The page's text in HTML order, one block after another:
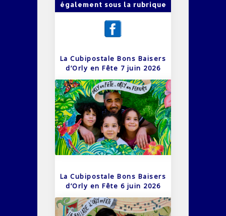
également sous la rubrique
La Cubipostale Bons Baisers
d’Orly en Fête 7 juin 2026
La Cubipostale Bons Baisers
d’Orly en Fête 6 juin 2026